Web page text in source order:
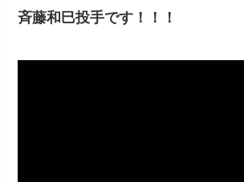
斉藤和巳投手です！！！